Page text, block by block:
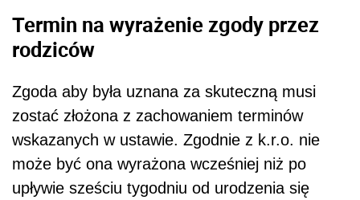
Termin na wyrażenie zgody przez
rodziców
Zgoda aby była uznana za skuteczną musi
zostać złożona z zachowaniem terminów
wskazanych w ustawie. Zgodnie z k.r.o. nie
może być ona wyrażona wcześniej niż po
upływie sześciu tygodniu od urodzenia się